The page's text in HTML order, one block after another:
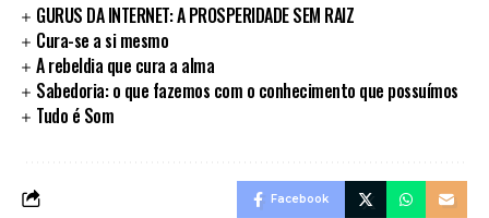
GURUS DA INTERNET: A PROSPERIDADE SEM RAIZ
Cura-se a si mesmo
A rebeldia que cura a alma
Sabedoria: o que fazemos com o conhecimento que possuímos
Tudo é Som
Facebook